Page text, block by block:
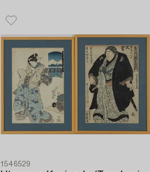
1546529